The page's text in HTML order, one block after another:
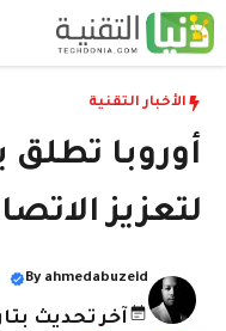
انتقل
إلى
الأخبار التقنية
أوروبا تطلق
لتعزيز
By ahmedabuzeid
آخر تحديث بتاريخ 22